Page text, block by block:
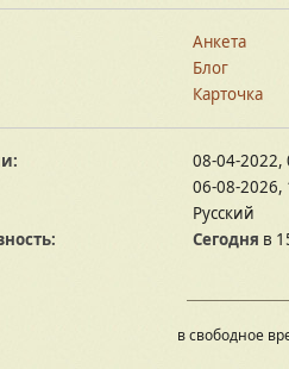
Анкета
Блог
Карточка
08-04-2022,
06-08-2026,
Русский
Сегодня в
в свободное